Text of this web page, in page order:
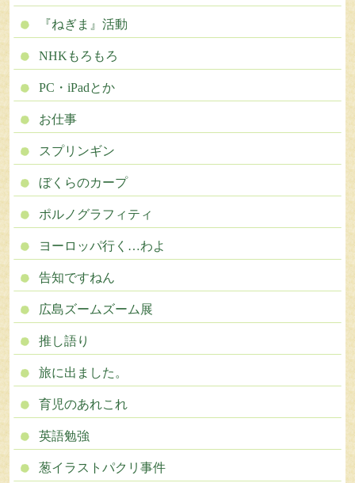
『ねぎま』活動
NHKもろもろ
PC・iPadとか
お仕事
スプリンギン
ぼくらのカープ
ポルノグラフィティ
ヨーロッパ行く…わよ
告知ですねん
広島ズームズーム展
推し語り
旅に出ました。
育児のあれこれ
英語勉強
葱イラストパクリ事件